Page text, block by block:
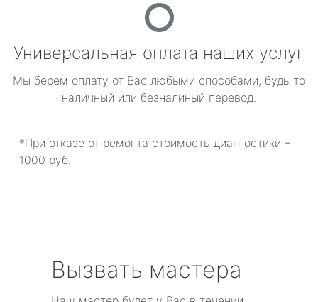
Универсальная оплата наших услуг
Мы берем оплату от Вас любыми способами, будь то
наличный или безналиный перевод.
*При отказе от ремонта стоимость диагностики –
1000 руб.
Вызвать мастера